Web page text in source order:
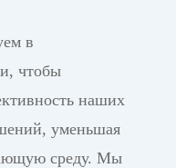
в
чтобы
наших
уменьшая
среду. Мы